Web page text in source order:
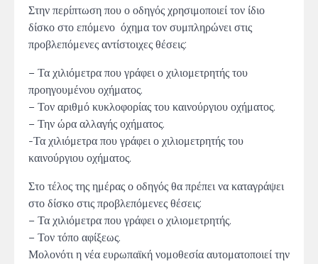
Στην περίπτωση που ο οδηγός χρησιμοποιεί τον ίδιο
δίσκο στο επόμενο όχημα τον συ­μπληρώνει στις
προβλεπόμενες αντίστοιχες θέσεις:
– Τα χιλιόμετρα που γράφει ο χιλιομετρητής του
προηγουμένου οχήματος.
– Τον αριθμό κυκλοφορίας του καινούργιου οχήματος.
– Την ώρα αλλαγής οχήματος.
-Τα χιλιόμετρα που γράφει ο χιλιομετρητής του
καινούργιου οχήματος.
Στο τέλος της ημέρας ο οδηγός θα πρέπει να καταγράψει
στο δίσκο στις προβλεπόμενες θέσεις:
– Τα χιλιόμετρα που γράφει ο χιλιομετρητής.
– Τον τόπο αφίξεως.
Μολονότι η νέα ευρωπαϊκή νομοθεσία αυτοματοποιεί την